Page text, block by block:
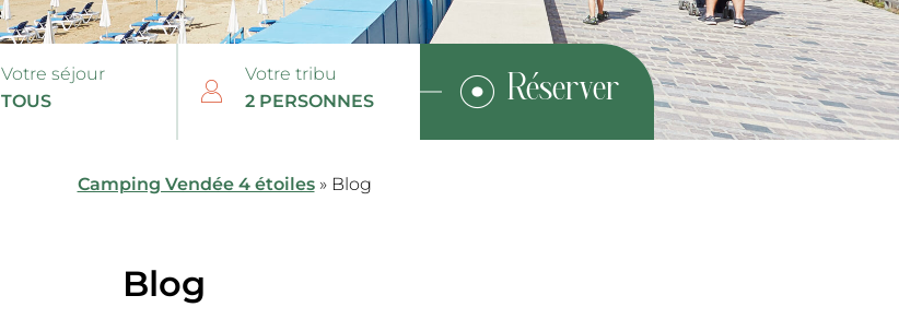
Votre séjour Votre tribu
Camping Vendée 4 étoiles» Blog
Blog